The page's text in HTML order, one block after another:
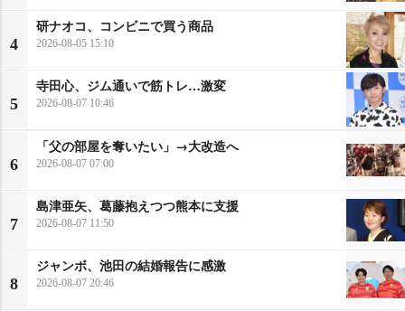
4
研ナオコ、コンビニで買う商品
2026-08-05 15:10
5
寺田心、ジム通いで筋トレ…激変
2026-08-07 10:46
6
「父の部屋を奪いたい」→大改造へ
2026-08-07 07:00
7
島津亜矢、葛藤抱えつつ熊本に支援
2026-08-07 11:50
8
ジャンボ、池田の結婚報告に感激
2026-08-07 20:46